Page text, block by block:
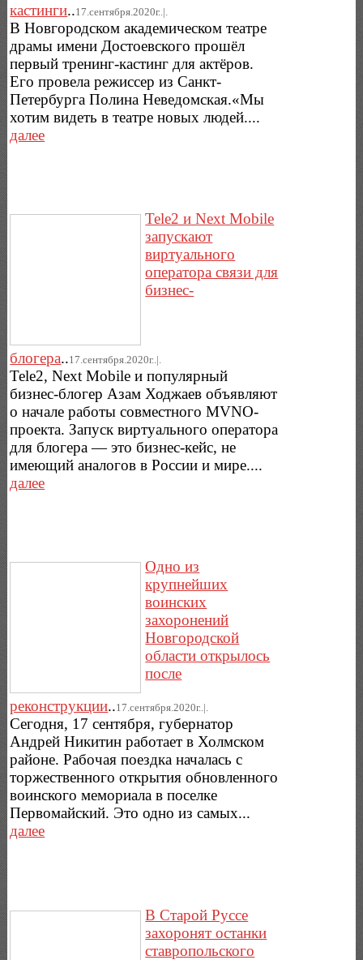
кастинги..17.сентября.2020г..|.
В Новгородском академическом театре
драмы имени Достоевского прошёл
первый тренинг-кастинг для актёров.
Его провела режиссер из Санкт-
Петербурга Полина Неведомская.«Мы
хотим видеть в театре новых людей....
далее
Tele2 и Next Mobile
запускают
виртуального
оператора связи для
бизнес-
блогера..17.сентября.2020г..|.
Tele2, Next Mobile и популярный
бизнес-блогер Азам Ходжаев объявляют
о начале работы совместного MVNO-
проекта. Запуск виртуального оператора
для блогера — это бизнес-кейс, не
имеющий аналогов в России и мире....
далее
Одно из
крупнейших
воинских
захоронений
Новгородской
области открылось
после
реконструкции..17.сентября.2020г..|.
Сегодня, 17 сентября, губернатор
Андрей Никитин работает в Холмском
районе. Рабочая поездка началась с
торжественного открытия обновленного
воинского мемориала в поселке
Первомайский. Это одно из самых...
далее
В Старой Руссе
захоронят останки
ставропольского